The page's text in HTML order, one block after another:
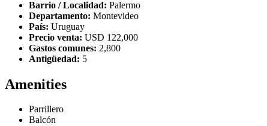
Barrio / Localidad: Palermo
Departamento: Montevideo
País: Uruguay
Precio venta: USD 122,000
Gastos comunes: 2,800
Antigüedad: 5
Amenities
Parrillero
Balcón